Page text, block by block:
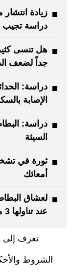
زيادة
دراسة تجيب
هل تنسى
جداً لضعف
دراسة:
الإصابة
دراسة:
السيئة
ثورة في
أمعائك
لعشاق
عند تناولها 3 مرات أسبوعيا
تعرف إلى
الشروط